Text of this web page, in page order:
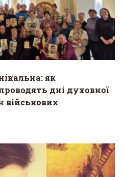
як
дні духовної
військових